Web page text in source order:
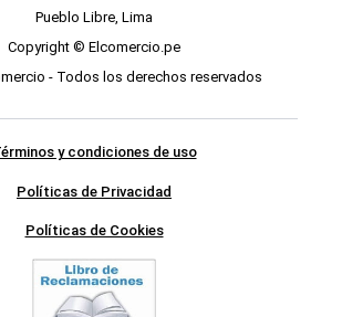
Pueblo Libre, Lima
Copyright © Elcomercio.pe
- Todos los derechos reservados
y condiciones de uso
Políticas de Privacidad
Políticas de Cookies